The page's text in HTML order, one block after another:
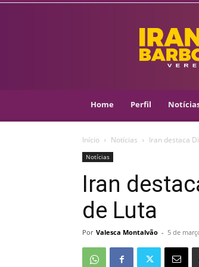
–
–
Home Perfil
Início Notícias Iran destaca
Notícias
Iran
de Luta
Por Valesca Montalvão - 5 de